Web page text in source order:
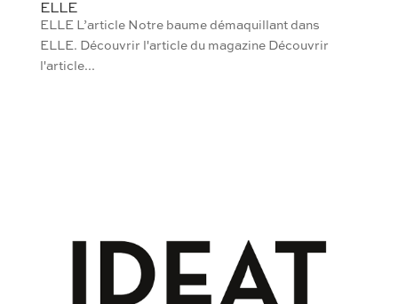
ELLE
ELLE L’article Notre baume démaquillant dans
ELLE. Découvrir l'article du magazine Découvrir
l'article...